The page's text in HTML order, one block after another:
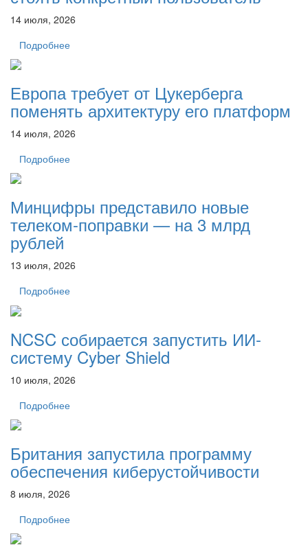
14 июля, 2026
Подробнее
Европа требует от Цукерберга
поменять архитектуру его платформ
14 июля, 2026
Подробнее
Минцифры представило новые
телеком-поправки — на 3 млрд
рублей
13 июля, 2026
Подробнее
NCSC собирается запустить ИИ-
систему Cyber ​​Shield
10 июля, 2026
Подробнее
Британия запустила программу
обеспечения киберустойчивости
8 июля, 2026
Подробнее